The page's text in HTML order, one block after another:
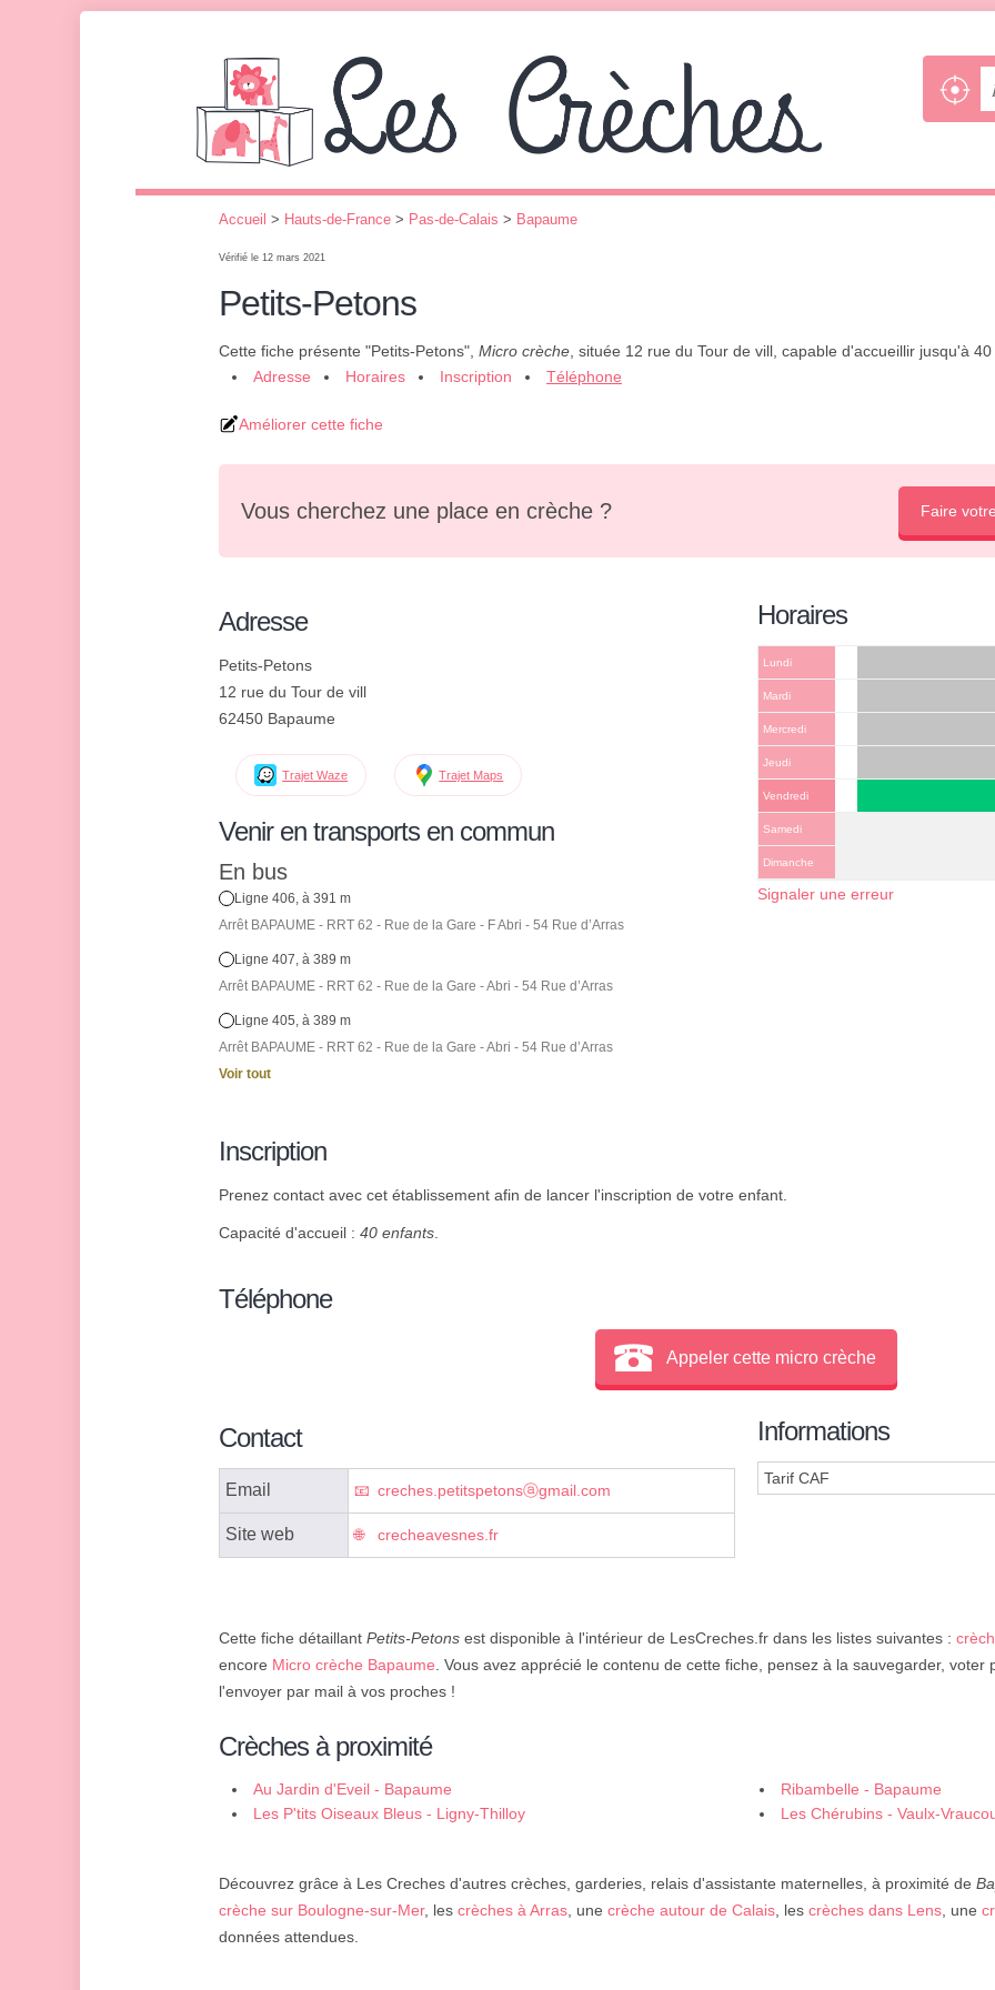
Accueil > Hauts-de-France > Pas-de-Calais > Bapaume
Vérifié le 12 mars 2021
Petits-Petons
Cette fiche présente "Petits-Petons", Micro crèche , située 12 rue du Tour de vill, capable d'accueillir jusqu'à
Adresse
Horaires Inscription Téléphone
Améliorer cette fiche
Vous cherchez une place en crèche ? Faire
Adresse
Petits-Petons
12 rue du Tour de vill
62450 Bapaume
Trajet Waze Trajet Maps
Venir en transports en commun
En bus
Ligne 406, à 391 m
Arrêt BAPAUME - RRT 62 - Rue de la Gare - F Abri - 54 Rue d’Arras
Ligne 407, à 389 m
Arrêt BAPAUME - RRT 62 - Rue de la Gare - Abri - 54 Rue d’Arras
Ligne 405, à 389 m
Arrêt BAPAUME - RRT 62 - Rue de la Gare - Abri - 54 Rue d’Arras
Voir tout
Horaires
Lundi
Mardi
Mercredi
Jeudi
Vendredi
Samedi
Dimanche
Signaler une erreur
Inscription
Prenez contact avec cet établissement afin de lancer l'inscription de votre enfant.
Capacité d'accueil : 40 enfants.
Téléphone
Appeler cette micro crèche
Contact
Email creches.petitspetonsⓐgmail.com
Site web crecheavesnes.fr
Informations
Tarif CAF
Cette fiche détaillant Petits-Petons est disponible à l'intérieur de LesCreches.fr dans les listes suivantes :
encore Micro crèche Bapaume. Vous avez apprécié le contenu de cette fiche, pensez à la sauvegarder, voter
l'envoyer par mail à vos proches !
Crèches à proximité
Au Jardin d'Eveil - Bapaume
Ribambelle - Bapaume
Les P'tits Oiseaux Bleus - Ligny-Thilloy
Les Chérubins - Vaulx-
Découvrez grâce à Les Creches d'autres crèches, garderies, relais d'assistante maternelles, à proximité de
crèche sur Boulogne-sur-Mer, les crèches à Arras, une crèche autour de Calais, les crèches dans Lens, une
données attendues.